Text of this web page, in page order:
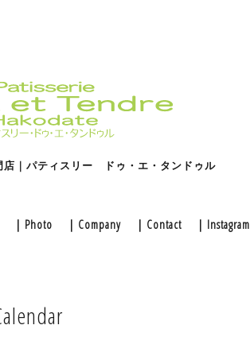
店｜パティスリー ドゥ・エ・タンドゥル
｜Photo ｜Company ｜Contact ｜Instagram